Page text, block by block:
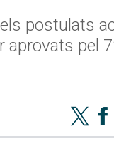
postulats
aprovats pel